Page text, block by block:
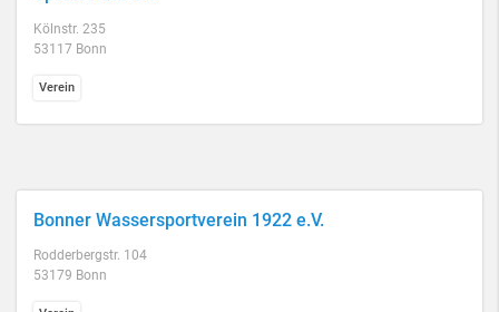
Kölnstr. 235
53117 Bonn
Verein
Bonner Wassersportverein 1922 e.V.
Rodderbergstr. 104
53179 Bonn